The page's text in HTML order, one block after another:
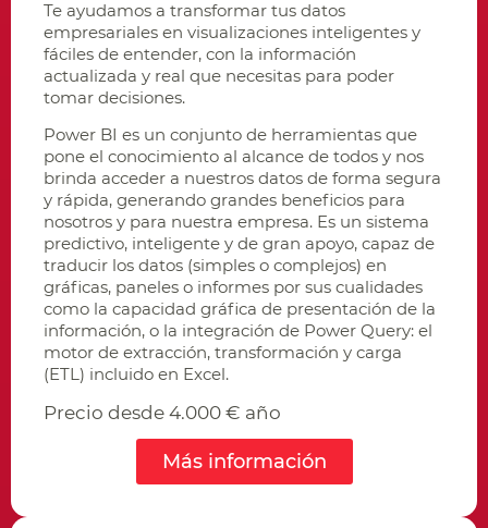
Te ayudamos a transformar tus datos
empresariales en visualizaciones inteligentes y
fáciles de entender, con la información
actualizada y real que necesitas para poder
tomar decisiones.
Power BI es un conjunto de herramientas que
pone el conocimiento al alcance de todos y nos
brinda acceder a nuestros datos de forma segura
y rápida, generando grandes beneficios para
nosotros y para nuestra empresa. Es un sistema
predictivo, inteligente y de gran apoyo, capaz de
traducir los datos (simples o complejos) en
gráficas, paneles o informes por sus cualidades
como la capacidad gráfica de presentación de la
información, o la integración de Power Query: el
motor de extracción, transformación y carga
(ETL) incluido en Excel.
Precio desde 4.000 € año
Más información